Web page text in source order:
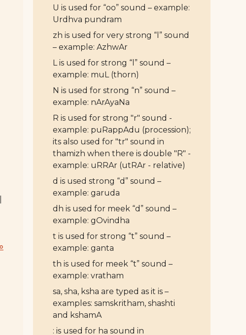
U is used for “oo” sound – example:
Urdhva pundram
zh is used for very strong “l” sound
– example: AzhwAr
L is used for strong “l” sound –
example: muL (thorn)
N is used for strong “n” sound –
example: nArAyaNa
R is used for strong "r" sound -
example: puRappAdu (procession);
its also used for "tr" sound in
thamizh when there is double "R" -
example: uRRAr (utRAr - relative)
d is used strong “d” sound –
example: garuda
dh is used for meek “d” sound –
example: gOvindha
t is used for strong “t” sound –
example: ganta
th is used for meek “t” sound –
example: vratham
sa, sha, ksha are typed as it is –
examples: samskritham, shashti
and kshamA
: is used for ha sound in